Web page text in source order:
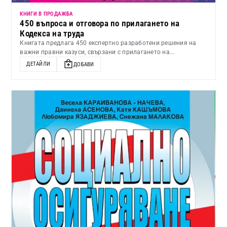
КНИГИ В ПРОДАЖБА
450 въпроса и отговора по прилагането на
Кодекса на труда
Книгата предлага 450 експертно разработени решения на
важни правни казуси, свързани с прилагането на...
ДЕТАЙЛИ ДОБАВИ